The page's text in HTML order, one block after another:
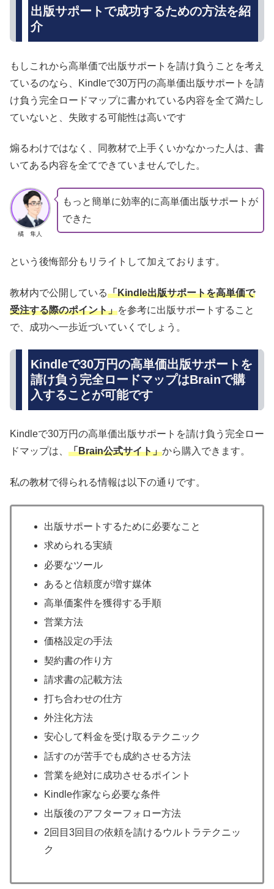
出版サポートで成功するための方法を紹
介
もしこれから高単価で出版サポートを請け負うことを考え
ているのなら、Kindleで30万円の高単価出版サポートを請
け負う完全ロードマップに書かれている内容を全て満たし
ていないと、失敗する可能性は高いです
煽るわけではなく、同教材で上手くいかなかった人は、書
いてある内容を全てできていませんでした。
橘 隼人
もっと簡単に効率的に高単価出版サポートが
できた
という後悔部分もリライトして加えております。
教材内で公開している「Kindle出版サポートを高単価で
受注する際のポイント」を参考に出版サポートすること
で、成功へ一歩近づいていくでしょう。
Kindleで30万円の高単価出版サポートを
請け負う完全ロードマップはBrainで購
入することが可能です
Kindleで30万円の高単価出版サポートを請け負う完全ロー
ドマップは、 「Brain公式サイト」から購入できます。
私の教材で得られる情報は以下の通りです。
出版サポートするために必要なこと
求められる実績
必要なツール
あると信頼度が増す媒体
高単価案件を獲得する手順
営業方法
価格設定の手法
契約書の作り方
請求書の記載方法
打ち合わせの仕方
外注化方法
安心して料金を受け取るテクニック
話すのが苦手でも成約させる方法
営業を絶対に成功させるポイント
Kindle作家なら必要な条件
出版後のアフターフォロー方法
2回目3回目の依頼を請けるウルトラテクニッ
ク